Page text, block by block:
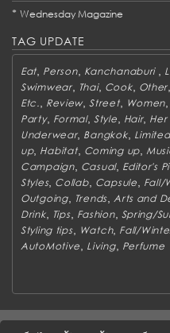
* Wednesday Magazine
TAG UPDATE
Eat Person, Kanchanaburi
Swimwear, Thai, Cook, Other
Etc. Review,Street, Women
Party, Formal, Style Hair,
Underwear, Bangkok, Limited
up, Habitat, Coming up,
Campaign, Casual, Editor's
Styles, Collab, Capsule Fall/
Outgoing, Trends Arts and
Drink, Tips, Fashion, Spring/
Styling tips, Watch, Fall/
AutoMotive Living, Perfume